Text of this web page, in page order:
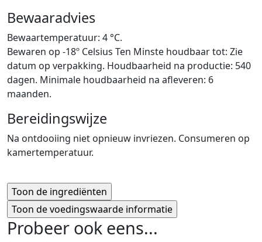
Bewaaradvies
Bewaartemperatuur: 4 °C.
Bewaren op -18º Celsius Ten Minste houdbaar tot: Zie
datum op verpakking. Houdbaarheid na productie: 540
dagen. Minimale houdbaarheid na afleveren: 6
maanden.
Bereidingswijze
Na ontdooiing niet opnieuw invriezen. Consumeren op
kamertemperatuur.
Probeer ook eens...